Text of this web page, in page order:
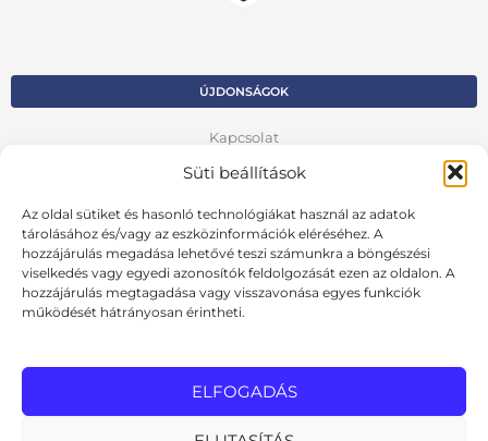
Süti beállítások
Az oldal sütiket és hasonló technológiákat használ az adatok
tárolásához és/vagy az eszközinformációk eléréséhez. A
hozzájárulás megadása lehetővé teszi számunkra a böngészési
viselkedés vagy egyedi azonosítók feldolgozását ezen az oldalon. A
hozzájárulás megtagadása vagy visszavonása egyes funkciók
működését hátrányosan érintheti.
ELFOGADÁS
ÚJDONSÁGOK
Kapcsolat
Kosár
Fiók
Adatvédelmi szabályzat
VISSZA AZ ELŐZŐ OLDALRA
Cookie szabályzat
Online elállási nyilatkozat